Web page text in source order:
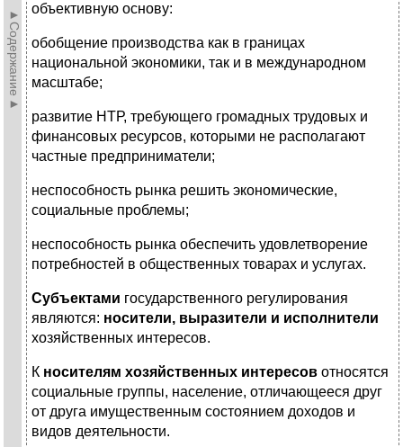
►Содержание►
объективную основу:
обобщение производства как в границах
национальной экономики, так и в международном
масштабе;
развитие НТР, требующего громадных трудовых и
финансовых ресурсов, которыми не располагают
частные предприниматели;
неспособность рынка решить экономические,
социальные проблемы;
неспособность рынка обеспечить удовлетворение
потребностей в общественных товарах и услугах.
Субъектами государственного регулирования
являются: носители, выразители и исполнители
хозяйственных интересов.
К носителям хозяйственных интересов относятся
социальные группы, население, отличающееся друг
от друга имущественным состоянием доходов и
видов деятельности.